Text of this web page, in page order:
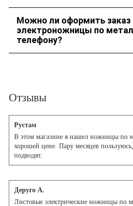
Укажите адрес доставки во время
Можно ли оформить заказ
электроножницы по
телефону?
Отзывы
Рустам
В этом магазине я нашел ножницы по
хорошей цене. Пару месяцев
подводят.
Деруго А.
Листовые электрические ножницы по